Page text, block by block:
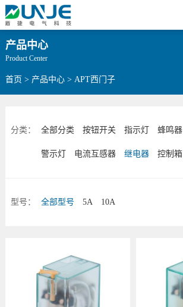
产品中心
Product Center
首页 > 产品中心> APT西门子
分类： 全部分类 按钮开关 指示灯 蜂鸣器
警示灯 电流互感器 继电器 控制箱
型号： 全部型号 5A 10A